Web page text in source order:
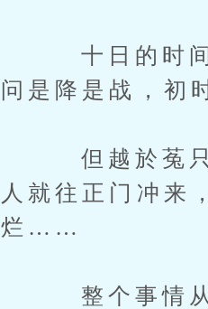
十日的时间，
问是降是战，初
但越於菟只让
人就往正门冲来
烂……
整个事情从这